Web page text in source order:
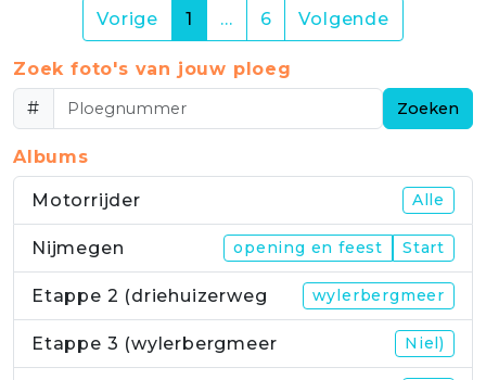
Vorige 1 (current)
… 6 Volgende
Zoek foto's van jouw ploeg
#
Zoeken
Albums
Motorrijder Alle
Nijmegen opening en feest Start
Etappe 2 (driehuizerweg wylerbergmeer
Etappe 3 (wylerbergmeer Niel)